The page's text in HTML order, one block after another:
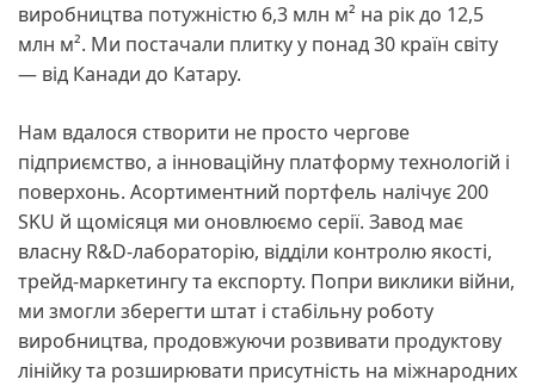
виробництва потужністю 6,3 млн м² на рік до 12,5
млн м². Ми постачали плитку у понад 30 країн світу
— від Канади до Катару.
Нам вдалося створити не просто чергове
підприємство, а інноваційну платформу технологій і
поверхонь. Асортиментний портфель налічує 200
SKU й щомісяця ми оновлюємо серії. Завод має
власну R&D-лабораторію, відділи контролю якості,
трейд-маркетингу та експорту. Попри виклики війни,
ми змогли зберегти штат і стабільну роботу
виробництва, продовжуючи розвивати продуктову
лінійку та розширювати присутність на міжнародних